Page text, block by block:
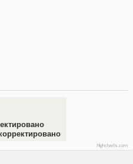
Highcharts.com